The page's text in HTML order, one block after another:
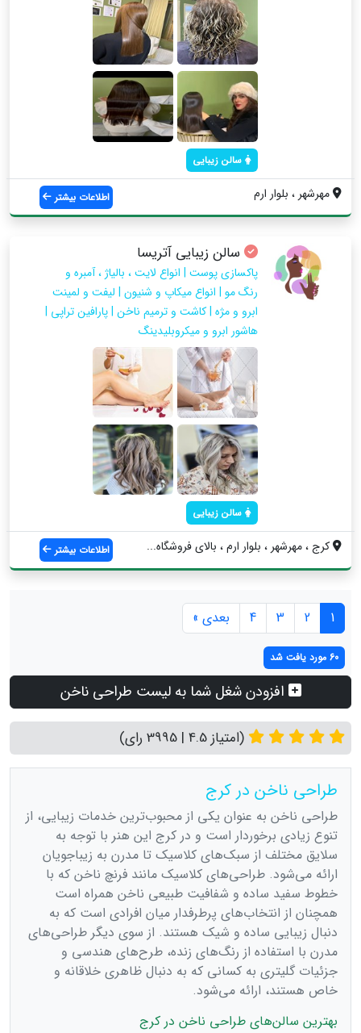
سالن زیبایی
مهرشهر ، بلوار ارم اطلاعات بیشتر
سالن زیبایی آتریسا
پاکسازی پوست | انواع لایت ، بالیاژ ، آمبره و
رنگ مو | انواع میکاپ و شنیون | لیفت و لمینت
ابرو و مژه | کاشت و ترمیم ناخن | پارافین تراپی |
هاشور ابرو و میکروبلیدینگ
سالن زیبایی
کرج ، مهرشهر ، بلوار ارم ، بالای فروشگاه... اطلاعات بیشتر
1
2
3
4 بعدی »
60 مورد یافت شد
افزودن شغل شما به لیست طراحی ناخن
(امتیاز 4.5 | 3995 رای)
طراحی ناخن در کرج
طراحی ناخن به عنوان یکی از محبوب‌ترین خدمات زیبایی، از
تنوع زیادی برخوردار است و در کرج این هنر با توجه به
سلایق مختلف از سبک‌های کلاسیک تا مدرن به زیباجویان
ارائه می‌شود. طراحی‌های کلاسیک مانند فرنچ ناخن که با
خطوط سفید ساده و شفافیت طبیعی ناخن همراه است
همچنان از انتخاب‌های پرطرفدار میان افرادی است که به
دنبال زیبایی ساده و شیک هستند. از سوی دیگر طراحی‌های
مدرن با استفاده از رنگ‌های زنده، طرح‌های هندسی و
جزئیات گلیتری به کسانی که به دنبال ظاهری خلاقانه و
خاص هستند، ارائه می‌شود.
بهترین سالن‌های طراحی ناخن در کرج